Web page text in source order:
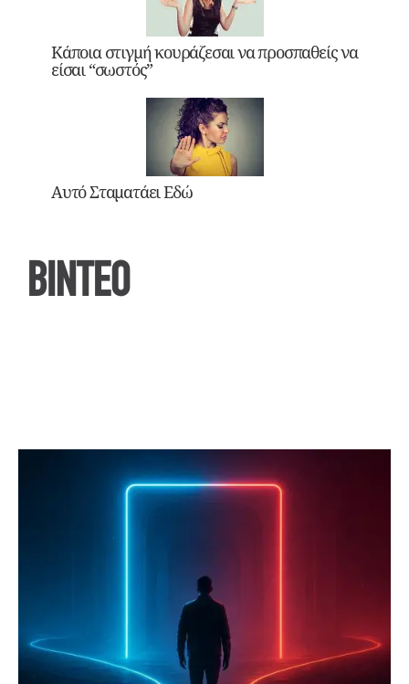
Κάποια στιγμή κουράζεσαι να προσπαθείς να
είσαι “σωστός”
Αυτό Σταματάει Εδώ
ΒΙΝΤΕΟ